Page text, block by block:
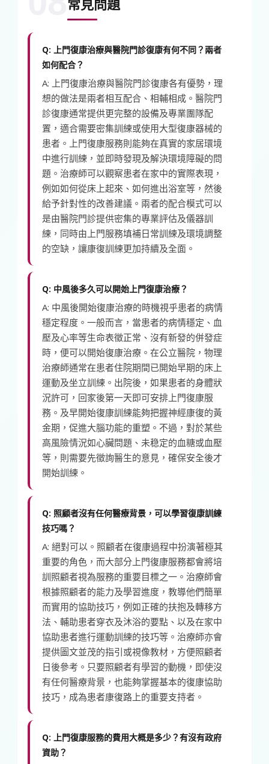
常見問題
Q: 上門復康治療與醫院門診復康有何不同？兩者
如何配合？
A: 上門復康治療與醫院門診復康各有優勢，理
想的做法是兩者相互配合、相輔相成。醫院門
診復康通常提供更完整的設備及專業團隊配
置，適合需要密集訓練或使用大型復康器械的
患者。上門復康服務則能夠在真實的家居環境
中進行訓練，並即時發現及解決環境障礙的問
題。治療師可以觀察患者在家中的實際表現，
例如如何從床上起來、如何進出浴室等，然後
給予針對性的改善建議。兩者的配合模式可以
是由醫院門診提供密集的專業評估及儀器訓
練，同時由上門服務填補日常訓練及環境調整
的空缺，讓康復訓練更加持續及全面。
Q: 中風後多久可以開始上門復康治療？
A: 中風後開始復康治療的時機視乎患者的病情
穩定程度。一般而言，當患者的病情穩定、血
壓及心率等生命表徵正常、沒有新發的併發症
時，便可以開始復康治療。在公立醫院，物理
治療師通常在患者住院期間已開始早期的床上
運動及坐立訓練。出院後，如果患者的身體狀
況許可，回家後第一天即可安排上門復康服
務。及早開始復康訓練能夠把握神經康復的黃
金期，促進大腦功能的重塑。不過，對於某些
高風險情況如心臟問題、未稳定的血糖或血壓
等，則需要先徵詢醫生的意見，確保安全後才
開始訓練。
Q: 照顧者沒有任何醫療背景，可以學習復康訓練
技巧嗎？
A: 絕對可以。照顧者在復康過程中扮演著極其
重要的角色，而大部分上門復康服務都會將培
訓照顧者視為服務的重要目標之一。治療師會
根據照顧者的能力及學習進度，教導他們簡單
而實用的協助技巧，例如正確的扶抱及轉移方
法、輔助患者穿衣及沐浴的要點、以及在家中
協助患者進行運動訓練的技巧等。治療師亦會
提供圖文並茂的指引或視像教材，方便照顧者
日後參考。只要照顧者有學習的動機，即使沒
有任何醫療背景，也能夠掌握基本的復康協助
技巧，成為患者康復路上的重要支持者。
Q: 上門復康服務的費用大概是多少？有沒有政府
資助？